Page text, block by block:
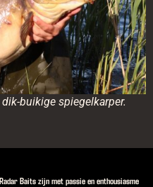
buikige spiegelkarper.
Baits zijn met passie en enthousiasme